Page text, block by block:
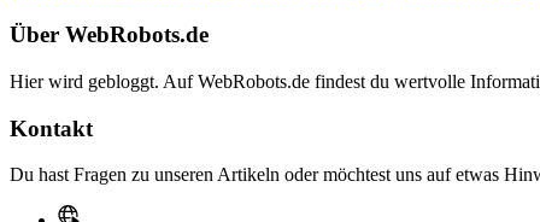
Über WebRobots.de
Hier wird gebloggt. Auf WebRobots.de findest du wertvolle
Kontakt
Du hast Fragen zu unseren Artikeln oder möchtest uns auf etwas